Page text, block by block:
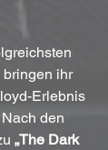
bringen ihr
Erlebnis
den
„The Dark